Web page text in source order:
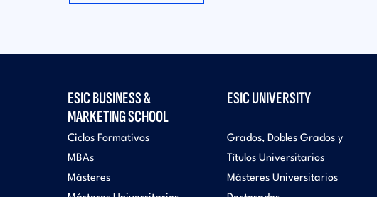
ESIC BUSINESS &
MARKETING SCHOOL
Ciclos Formativos
MBAs
Másteres
ESIC UNIVERSITY
Grados, Dobles Grados y
Títulos Universitarios
Másteres Universitarios